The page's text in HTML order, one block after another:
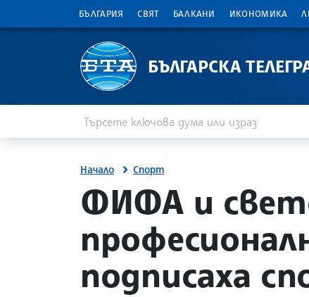
БЪЛГАРИЯ СВЯТ БАЛКАНИ ИКОНОМИКА
БЪЛГАРСКА
Начало Спорт
site.bta
ФИФА и
подписаха